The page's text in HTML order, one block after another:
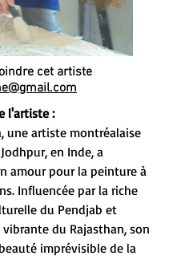
cet artiste
l'artiste :
une artiste montréalaise
en Inde, a
amour pour la peinture à
Influencée par la riche
du Pendjab et
du Rajasthan, son
imprévisible de la